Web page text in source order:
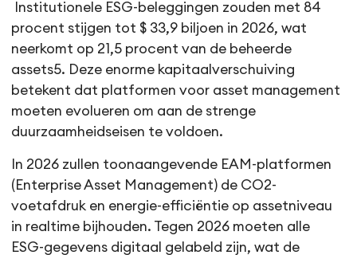
Institutionele ESG-beleggingen zouden met 84
procent stijgen tot $ 33,9 biljoen in 2026, wat
neerkomt op 21,5 procent van de beheerde
assets5. Deze enorme kapitaalverschuiving
betekent dat platformen voor asset management
moeten evolueren om aan de strenge
duurzaamheidseisen te voldoen.
In 2026 zullen toonaangevende EAM-platformen
(Enterprise Asset Management) de CO2-
voetafdruk en energie-efficiëntie op assetniveau
in realtime bijhouden. Tegen 2026 moeten alle
ESG-gegevens digitaal gelabeld zijn, wat de